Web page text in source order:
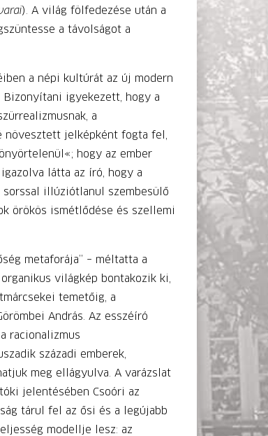
). A világ fölfedezése után a
a távolságot a
a népi kultúrát az új modern
igyekezett, hogy a
a
növesztett jelképként fogta fel,
hogy az ember
látta az író, hogy a
illúziótlanul szembesülő
örökös ismétlődése és szellemi
metaforája” – méltatta a
világkép bontakozik ki,
temetőig, a
András. Az esszéíró
racionalizmus
századi emberek,
meg ellágyulva. A varázslat
jelentésében Csoóri az
tárul fel az ősi és a legújabb
modellje lesz: az